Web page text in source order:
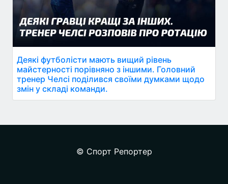
Деякі футболісти мають вищий рівень
майстерності порівняно з іншими. Головний
тренер Челсі поділився своїми думками щодо
змін у складі команди.
© Спорт Репортер